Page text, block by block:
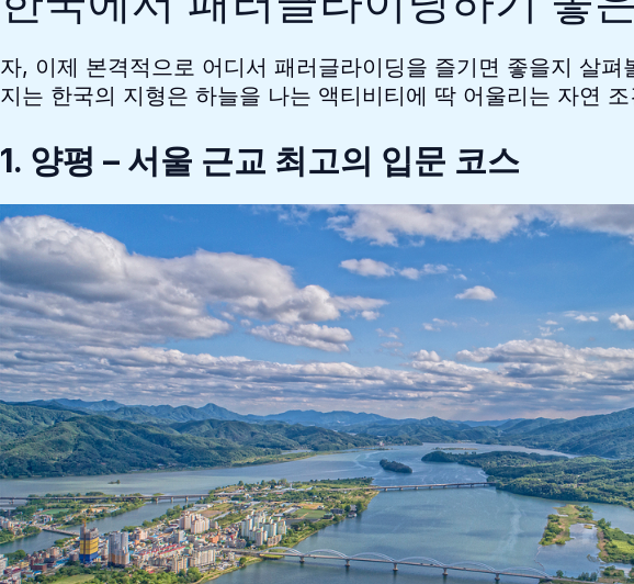
자, 이제 본격적으로 어디서 패러글라이딩을 즐기면 좋을지 살펴
지는 한국의 지형은 하늘을 나는 액티비티에 딱 어울리는 자연
1. 양평 – 서울 근교 최고의 입문 코스